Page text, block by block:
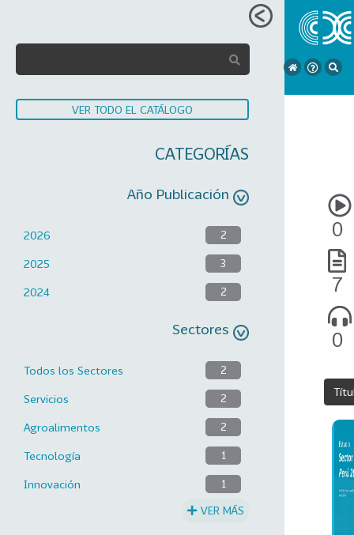
VER TODO EL CATÁLOGO
CATEGORÍAS
Año Publicación
2026 2
2025 3
2024 2
Sectores
Todos los Sectores 2
Servicios 2
Agroalimentos 2
Tecnología 1
Innovación 1
VER MÁS
0
7
0